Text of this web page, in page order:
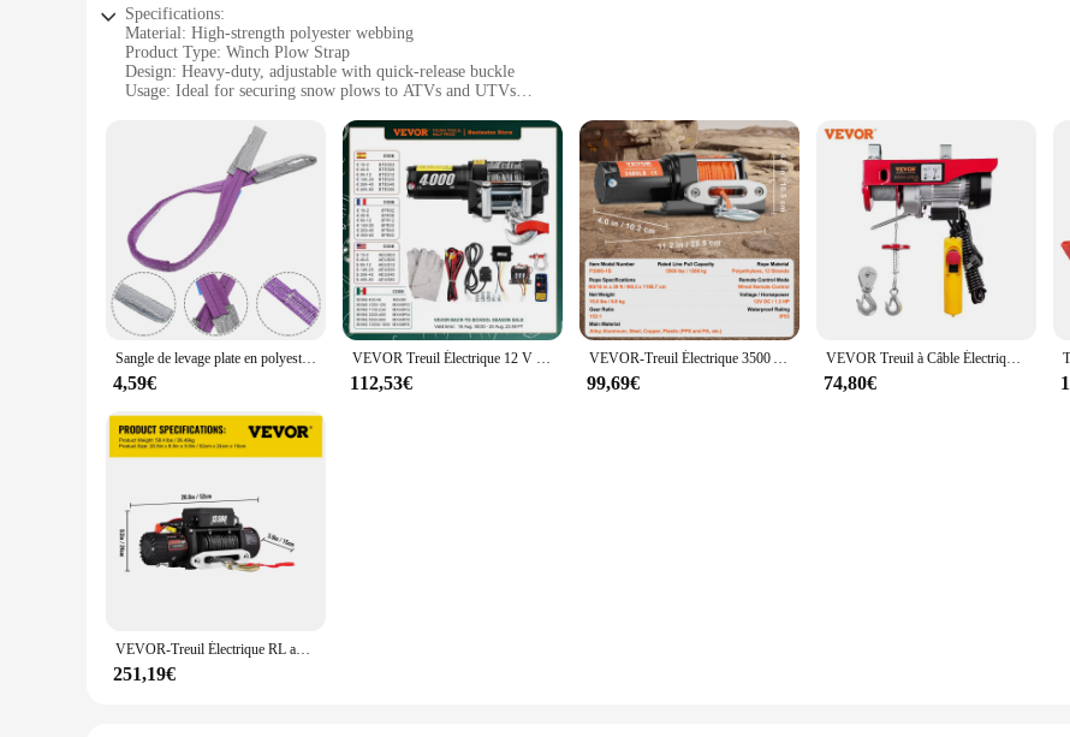
Specifications:
Material: High-strength polyester webbing
Product Type: Winch Plow Strap
Design: Heavy-duty, adjustable with quick-release buckle
Usage: Ideal for securing snow plows to ATVs and UTVs
Quantity: Available in sets of 2 or 4
|Wholesale|Vendors|
**Robust Construction and Versatility**
Crafted from high-strength polyester webbing, the Winch Plow Strap is engineered to withstand the rigors of winter landscaping. The
plow and your ATV or UTV, allowing you to tackle the toughest snow with confidence. The quick-release buckle system facilitates
professional landscapers and DIY enthusiasts.
**Adaptable and User-Friendly**
The Winch Plow Strap is not just about strength; it's also about adaptability. The adjustable nature of the strap allows for a custom fit,
operation. Whether you're plowing a driveway or clearing a parking lot, this strap is designed to meet your needs. Its user-friendly
without the hassle of complex setups.
**Reliable Performance in Extreme Conditions**
The Winch Plow Strap is engineered to perform in the harshest of winter conditions. Its robust construction is built to withstand the cold,
attached to your vehicle no matter what the weather throws at you. Whether you're plowing through deep snow or navigating icy roads,
Sangle de levage plate en polyester pour grue, sangle de treuil à double ourlet
4,59€
VEVOR Treuil Électrique 12 V Moteur, Treuil Électrique avec Télécommande sans Fil, Capacité 1814 kg, Treuil Électrique 12V de Levage en Acier, Longeur 13m
112,53€
VEVOR-Treuil Électrique 3500 Artériel RL/UTV Filaire pour Voiture, avec Corde Synthétique de 39 Pieds, en Aluminium, Étanche IP55, pour Bateau de Remorquage et Camion
99,69€
VEVOR Treuil à Câble Électrique 250 kg Palan Électrique avec Télécommande Filaire 4 m Treuil-Palan 510 W 10 m/min Hauteur de Levage Câble Simple 12 m Moteur Cuivre Pur pour Garages Entrepôts Usines
74,80€
VEVOR-Treuil Électrique RL avec Corde Synthétique et Télécommande, pour Remorque de Voiture 4 Tages, 12V, 13500 Livres
251,19€